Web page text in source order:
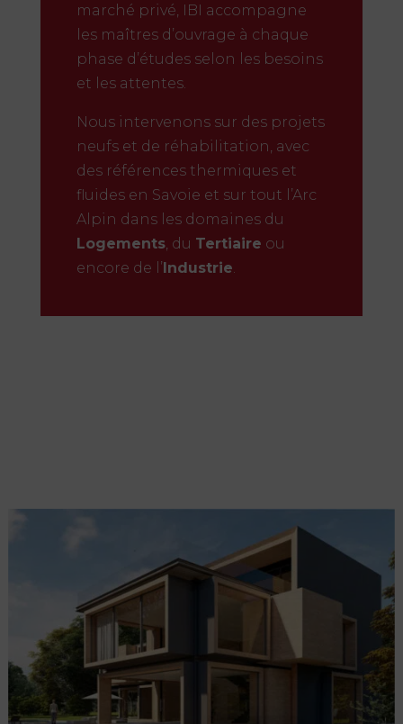
marché privé, IBI accompagne
les maîtres d’ouvrage à chaque
phase d’études selon les besoins
et les attentes.
Nous intervenons sur des projets
neufs et de réhabilitation, avec
des références thermiques et
fluides en Savoie et sur tout l’Arc
Alpin dans les domaines du
Logements, du Tertiaire ou
encore de l’Industrie